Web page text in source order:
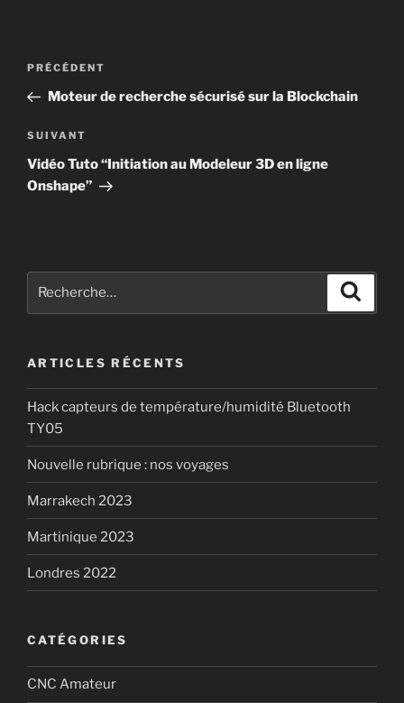
Navigation
l’article
Article
précédent
PRÉCÉDENT
Moteur de recherche sécurisé sur la Blockchain
Article
suivant
SUIVANT
Vidéo Tuto “Initiation au Modeleur 3D en ligne
Onshape”
ARTICLES RÉCENTS
Hack capteurs de température/humidité Bluetooth
TY05
Nouvelle rubrique : nos voyages
Marrakech 2023
Martinique 2023
Londres 2022
CATÉGORIES
CNC Amateur